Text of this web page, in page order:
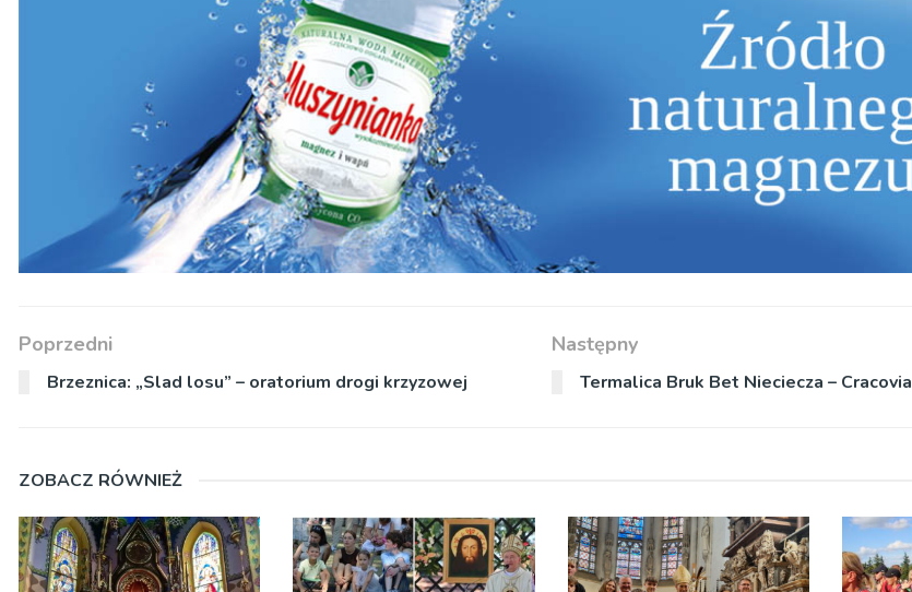
Poprzedni
Brzeznica: „Slad losu” – oratorium drogi krzyzowej
Następny
Termalica Bruk Bet Nieciecza – Cracovia
ZOBACZ RÓWNIEŻ